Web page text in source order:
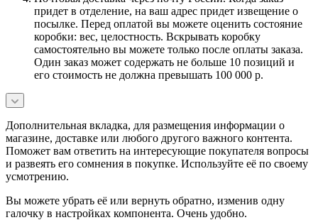
придет в отделение, на ваш адрес придет извещение о
посылке. Перед оплатой вы можете оценить состояние
коробки: вес, целостность. Вскрывать коробку
самостоятельно вы можете только после оплаты заказа.
Один заказ может содержать не больше 10 позиций и
его стоимость не должна превышать 100 000 р.
Дополнительная вкладка, для размещения информации о
магазине, доставке или любого другого важного контента.
Поможет вам ответить на интересующие покупателя вопросы
и развеять его сомнения в покупке. Используйте её по своему
усмотрению.
Вы можете убрать её или вернуть обратно, изменив одну
галочку в настройках компонента. Очень удобно.